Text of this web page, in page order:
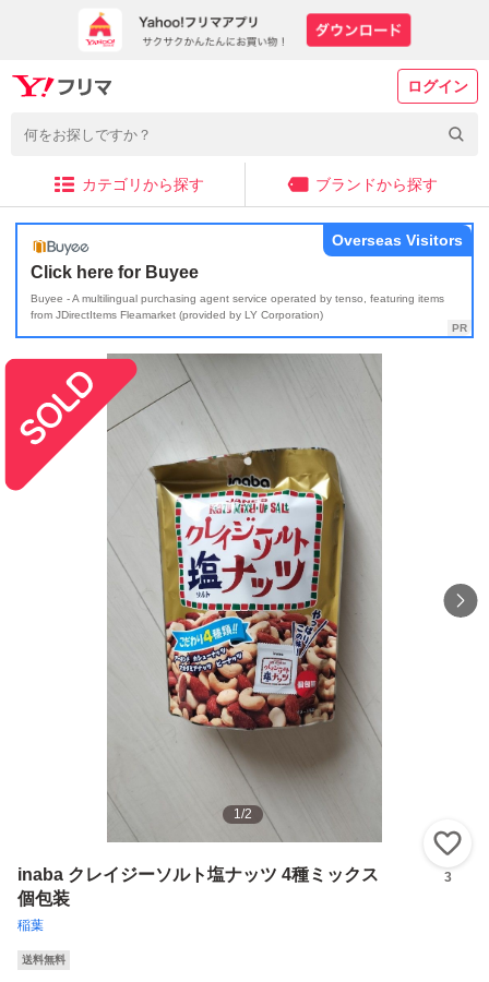
ログイン
カテゴリから探す ブランドから探す
Click here for Buyee
Buyee - A multilingual purchasing agent service operated by tenso, featuring items
from JDirectItems Fleamarket (provided by LY Corporation)
Overseas Visitors
1/2
inaba クレイジーソルト塩ナッツ 4種ミックス
個包装
稲葉
3
送料無料